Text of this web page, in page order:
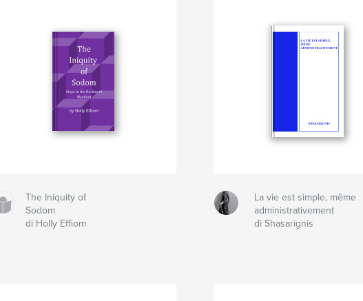
The Iniquity of
Sodom
di Holly Effiom
La vie est simple, même
administrativement
di Shasarignis